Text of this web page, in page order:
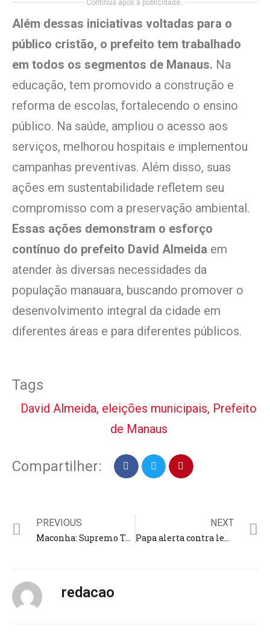
Continua após a publicidade..
Além dessas iniciativas voltadas para o
público cristão, o prefeito tem trabalhado
em todos os segmentos de Manaus. Na
educação, tem promovido a construção e
reforma de escolas, fortalecendo o ensino
público. Na saúde, ampliou o acesso aos
serviços, melhorou hospitais e implementou
campanhas preventivas. Além disso, suas
ações em sustentabilidade refletem seu
compromisso com a preservação ambiental.
Essas ações demonstram o esforço
contínuo do prefeito David Almeida em
atender às diversas necessidades da
população manauara, buscando promover o
desenvolvimento integral da cidade em
diferentes áreas e para diferentes públicos.
Tags
David Almeida, eleições municipais, Prefeito
de Manaus
Compartilher:
PREVIOUS
Maconha: Supremo Tribunal Federal forma maioria para descriminalização do porte; ‘consumo não é crime’
NEXT
Papa alerta contra legalização das drogas e chama traficantes de ‘assassinos’; “impacto destrutivo entre jovens”
redacao